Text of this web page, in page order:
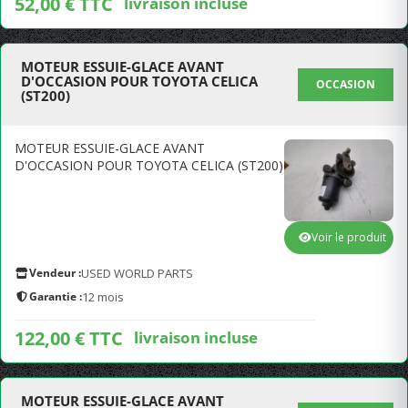
MOTEUR ESSUIE-GLACE AVANT
D'OCCASION POUR TOYOTA CELICA
(ST200)
OCCASION
MOTEUR ESSUIE-GLACE AVANT
D'OCCASION POUR TOYOTA CELICA (ST200)
Vendeur :USED WORLD PARTS
Garantie :12 mois
122,00 € TTC livraison incluse
Voir le produit
MOTEUR ESSUIE-GLACE AVANT